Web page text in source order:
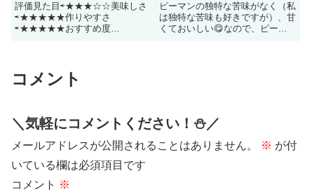
評価見た目⇨★★★☆☆美味しさ
⇨★★★★★作りやすさ
⇨★★★★★おすすめ度
もちっ餅！これがオートミールだ
なんて信じられない。あんこ好き
ピーマンの独特な苦味がなく（私
は独特な苦味も好きですが）、甘
くておいしい😋なので、ピーマ
コメント
＼気軽にコメントください！⛄️／
メールアドレスが公開されることはありません。 ※ が付
いている欄は必須項目です
コメント ※